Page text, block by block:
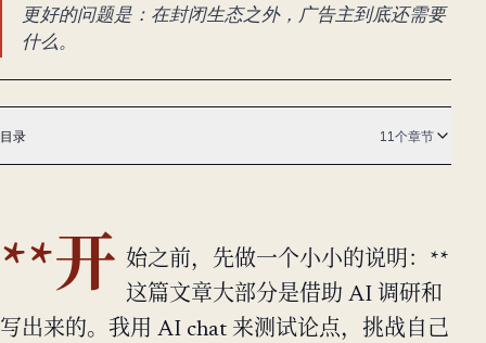
更好的问题是：在封闭生态之外，广告主到底还需要
什么。
目录 11个章节
**开 始之前，先做一个小小的说明：**
这篇文章大部分是借助 AI 调研和
写出来的。我用 AI chat 来测试论点，挑战自己